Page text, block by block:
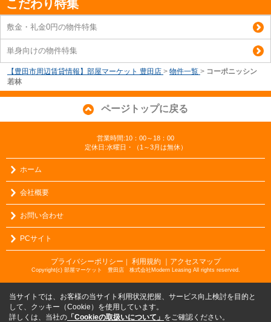
こだわり特集
敷金・礼金0円の物件特集
単身向けの物件特集
【豊田市周辺賃貸情報】部屋マーケット 豊田店 > 物件一覧 > コーポニッシン
若林
ページトップに戻る
営業時間:10：00～18：00
定休日:水曜日・（1～3月は無休）
ホーム
会社概要
お問い合わせ
PCサイト
プライバシーポリシー 利用規約 ｜アクセスマップ
Copyright(c) 部屋マーケット 豊田店 株式会社Modern Leasing All rights reserved.
当サイトでは、お客様の当サイト利用状況把握、サービス向上検討を目的と
して、クッキー（Cookie）を使用しています。
詳しくは、当社の 「Cookieの取扱いについて」 をご確認ください。